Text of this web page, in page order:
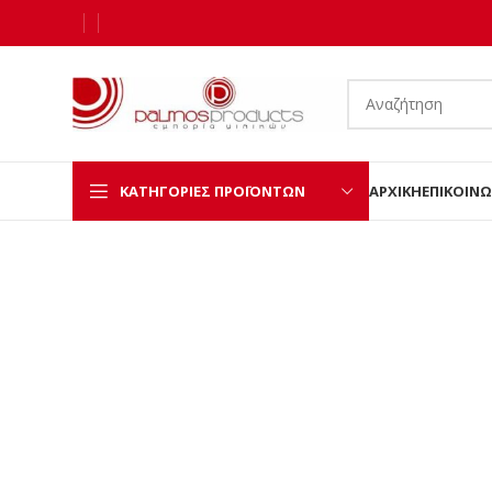
ΚΑΤΗΓΟΡΊΕΣ ΠΡΟΪΌΝΤΩΝ ΑΡΧΙΚΉ